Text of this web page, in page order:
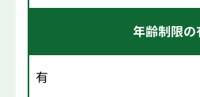
年齢制限の
有